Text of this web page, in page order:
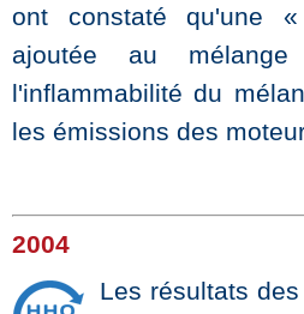
ont constaté qu'une
ajoutée au
l'inflammabilité du
les émissions des
2004
Les résultats